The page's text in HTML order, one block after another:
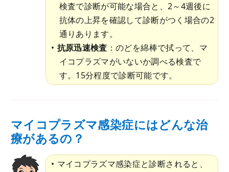
検査で診断が可能な場合と、2～4週後に
抗体の上昇を確認して診断がつく場合の2
通りあります。
抗原迅速検査 ：のどを綿棒で拭って、マ
イコプラズマがいないか調べる検査で
す。15分程度で診断可能です。
マイコプラズマ感染症にはどんな治
療があるの？
マイコプラズマ感染症と診断されると、